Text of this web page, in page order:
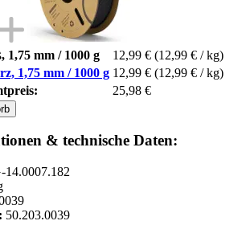
1,75 mm / 1000 g 12,99 € (12,99 € / kg)
1,75 mm / 1000 g 12,99 € (12,99 € / kg)
25,98 €
& technische Daten:
14.0007.182
50.203.0039